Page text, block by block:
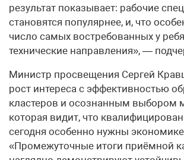
результат показывает: рабочие
становятся популярнее, и, что
число самых востребованных у
технические направления», —
Министр просвещения Сергей
рост интереса с эффективностью
кластеров и осознанным выбором
которая видит, что
сегодня особенно нужны
«Промежуточные итоги приёмной